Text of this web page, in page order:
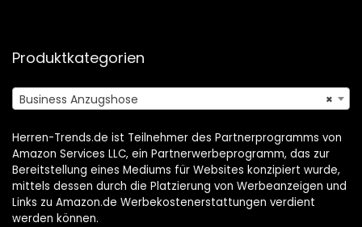
Produktkategorien
×
Business Anzugshose
Herren-Trends.de ist Teilnehmer des Partnerprogramms von
Amazon Services LLC, ein Partnerwerbeprogramm, das zur
Bereitstellung eines Mediums für Websites konzipiert wurde,
mittels dessen durch die Platzierung von Werbeanzeigen und
Links zu Amazon.de Werbekostenerstattungen verdient
werden können.